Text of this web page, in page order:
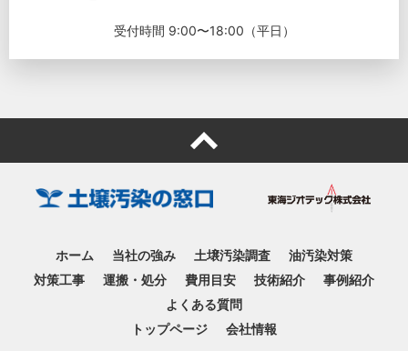
受付時間 9:00〜18:00（平日）
ホーム 当社の強み 土壌汚染調査
油汚染対策
対策工事
運搬・処分 費用目安 技術紹介
事例紹介
よくある質問
トップページ
会社情報